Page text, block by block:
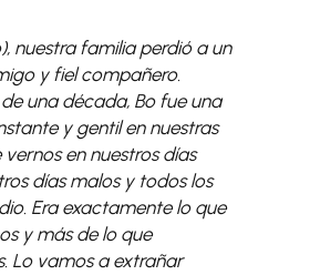
nuestra familia perdió a un
y fiel compañero.
una década, Bo fue una
y gentil en nuestras
vernos en nuestros días
días malos y todos los
Era exactamente lo que
y más de lo que
Lo vamos a extrañar